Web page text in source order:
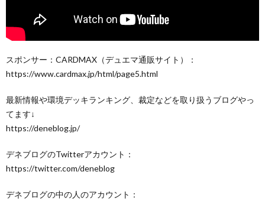
スポンサー：CARDMAX（デュエマ通販サイト）：
https://www.cardmax.jp/html/page5.html​
最新情報や環境デッキランキング、裁定などを取り扱うブログやっ
てます↓
https://deneblog.jp/​
デネブログのTwitterアカウント：
https://twitter.com/deneblog​
デネブログの中の人のアカウント：